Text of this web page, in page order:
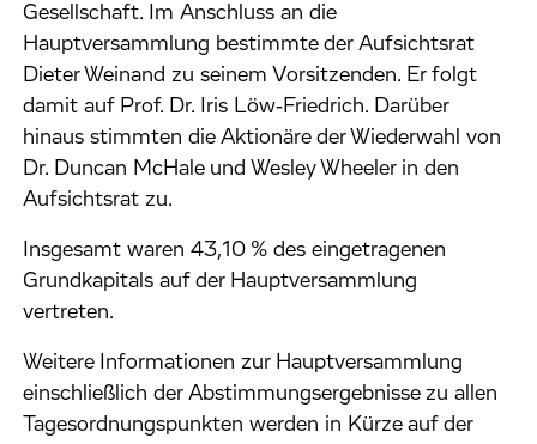
Gesellschaft. Im Anschluss an die
Hauptversammlung bestimmte der Aufsichtsrat
Dieter Weinand zu seinem Vorsitzenden. Er folgt
damit auf Prof. Dr. Iris Löw‑Friedrich. Darüber
hinaus stimmten die Aktionäre der Wiederwahl von
Dr. Duncan McHale und Wesley Wheeler in den
Aufsichtsrat zu.
Insgesamt waren 43,10 % des eingetragenen
Grundkapitals auf der Hauptversammlung
vertreten.
Weitere Informationen zur Hauptversammlung
einschließlich der Abstimmungsergebnisse zu allen
Tagesordnungspunkten werden in Kürze auf der